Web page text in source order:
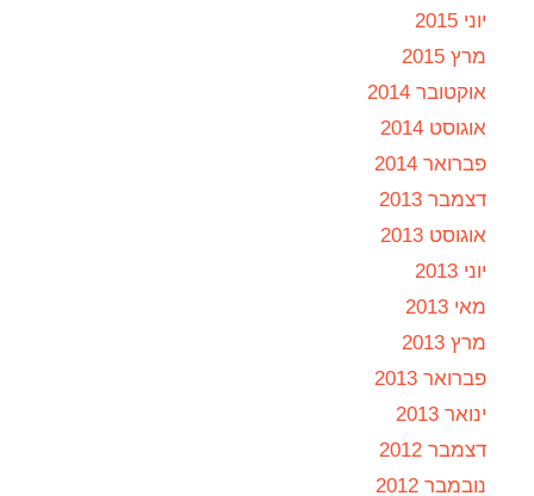
יוני 2015
מרץ 2015
אוקטובר 2014
אוגוסט 2014
פברואר 2014
דצמבר 2013
אוגוסט 2013
יוני 2013
מאי 2013
מרץ 2013
פברואר 2013
ינואר 2013
דצמבר 2012
נובמבר 2012